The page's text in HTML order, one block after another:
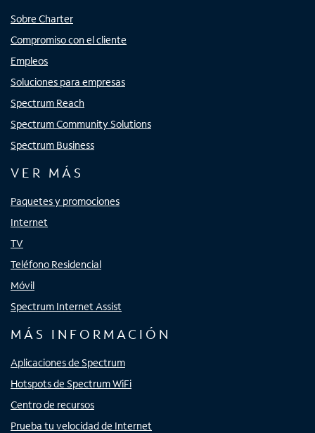
Sobre Charter
Compromiso con el cliente
Empleos
Soluciones para empresas
Spectrum Reach
Spectrum Community Solutions
Spectrum Business
VER MÁS
Paquetes y promociones
Internet
TV
Teléfono Residencial
Móvil
Spectrum Internet Assist
MÁS INFORMACIÓN
Aplicaciones de Spectrum
Hotspots de Spectrum WiFi
Centro de recursos
Prueba tu velocidad de Internet